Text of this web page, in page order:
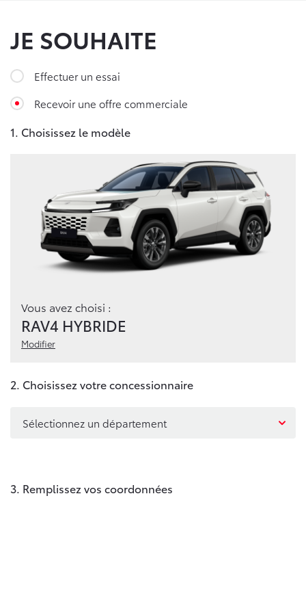
JE SOUHAITE
Effectuer un essai
Recevoir une offre commerciale
1. Choisissez le modèle
Vous avez choisi :
RAV4 HYBRIDE
Modifier
2. Choisissez votre concessionnaire
Sélectionnez un département
3. Remplissez vos coordonnées